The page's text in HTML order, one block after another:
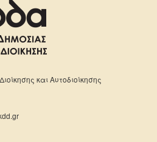
και Αυτοδιοίκησης